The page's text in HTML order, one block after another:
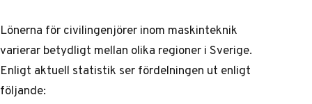
Lönerna för civilingenjörer inom maskinteknik
varierar betydligt mellan olika regioner i Sverige.
Enligt aktuell statistik ser fördelningen ut enligt
följande: